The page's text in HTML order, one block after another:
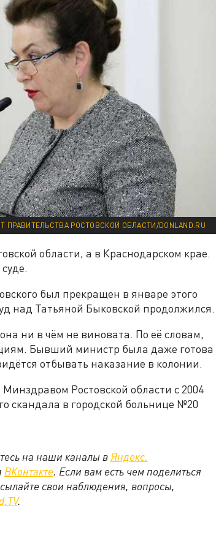
ПРАВИТЕЛЬСТВА РОСТОВСКОЙ ОБЛАСТИ/DONLAND.RU
области, а в Краснодарском крае.
был прекращен в январе этого
над Татьяной Быковской продолжился.
ни в чём не виновата. По её словам,
Бывший министр была даже готова
отбывать наказание в колонии.
Ростовской области с 2004
скандала в городской больнице №20
на наши каналы вЯндекс.
ВКонтакте. Если вам есть чем поделиться
свои наблюдения, вопросы,
.